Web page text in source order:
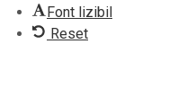
Font lizibil
Reset